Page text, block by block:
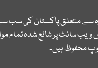
سے متعلق پاکستان کی سب
سائٹ پر شائع شدہ تمام
محفوظ ہیں۔